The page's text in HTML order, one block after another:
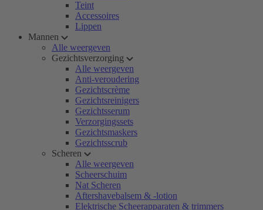
Teint
Accessoires
Lippen
Mannen
Alle weergeven
Gezichtsverzorging
Alle weergeven
Anti-veroudering
Gezichtscrème
Gezichtsreinigers
Gezichtsserum
Verzorgingssets
Gezichtsmaskers
Gezichtsscrub
Scheren
Alle weergeven
Scheerschuim
Nat Scheren
Aftershavebalsem & -lotion
Elektrische Scheerapparaten & trimmers